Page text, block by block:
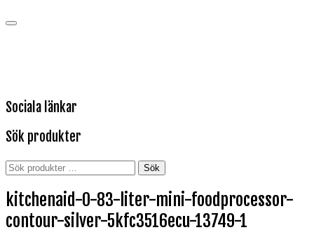
Sociala länkar
Sök produkter
Sök
Sök
kitchenaid-0-83-liter-mini-foodprocessor-
contour-silver-5kfc3516ecu-13749-1